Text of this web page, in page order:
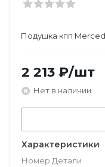
Подушкa кпп
2 213 ₽/шт
Нет в наличии
Характеристики
Номер Детали